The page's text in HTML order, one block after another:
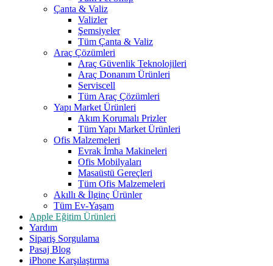
Çanta & Valiz
Valizler
Şemsiyeler
Tüm Çanta & Valiz
Araç Çözümleri
Araç Güvenlik Teknolojileri
Araç Donanım Ürünleri
Serviscell
Tüm Araç Çözümleri
Yapı Market Ürünleri
Akım Korumalı Prizler
Tüm Yapı Market Ürünleri
Ofis Malzemeleri
Evrak İmha Makineleri
Ofis Mobilyaları
Masaüstü Gereçleri
Tüm Ofis Malzemeleri
Akıllı & İlginç Ürünler
Tüm Ev-Yaşam
Apple Eğitim Ürünleri
Yardım
Sipariş Sorgulama
Pasaj Blog
iPhone Karşılaştırma